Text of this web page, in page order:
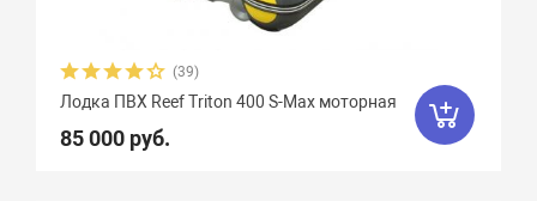
(39)
Лодка ПВХ Reef Triton 400 S-Max моторная
85 000 руб.